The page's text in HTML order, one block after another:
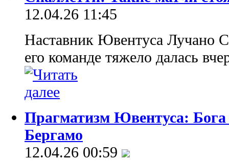
12.04.26 11:45
Наставник Ювентуса Лучано
его команде тяжело далась
Прагматизм Ювентуса: Бога
Бергамо
12.04.26 00:59